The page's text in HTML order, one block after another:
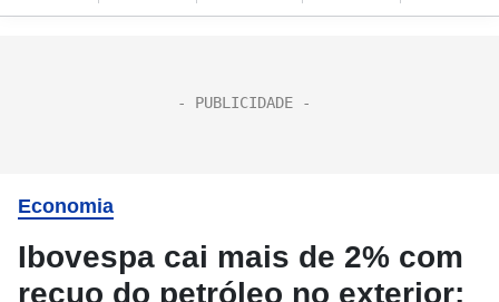
Economia
Ibovespa cai mais de 2% com
recuo do petróleo no exterior;